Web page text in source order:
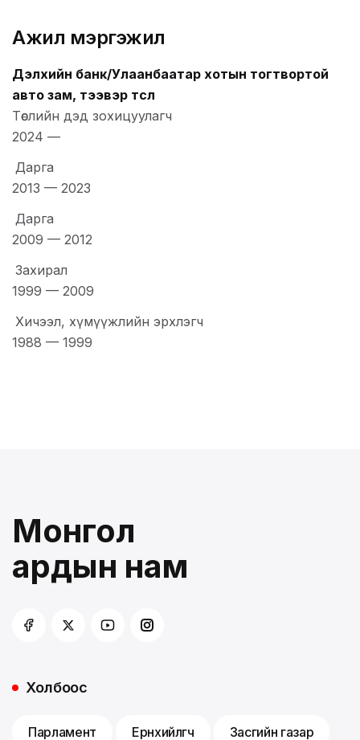
Ажил мэргэжил
Дэлхийн банк/Улаанбаатар хотын тогтвортой
авто зам, тээвэр төсөл
Төслийн дэд зохицуулагч
2024 —
Дарга
2013 — 2023
Дарга
2009 — 2012
Захирал
1999 — 2009
Хичээл, хүмүүжлийн эрхлэгч
1988 — 1999
Монгол
ардын нам
Холбоос
Парламент Ерөнхийлөгч Засгийн газар